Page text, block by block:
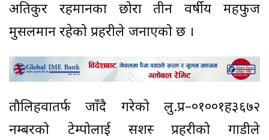
अतिकुर रहमानका छोरा तीन वर्षीय महफुज
मुसलमान रहेको प्रहरीले जनाएको छ ।
तौलिहवातर्फ जाँदै गरेको लु.प्र–०१००१ह३६७२
नम्बरको टेम्पोलाई सशस्त्र प्रहरीको गाडीले